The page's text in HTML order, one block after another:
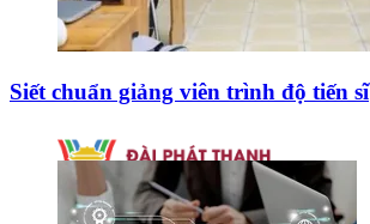
Siết chuẩn giảng viên trình độ tiến sĩ